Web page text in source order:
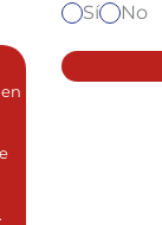
Sí
No